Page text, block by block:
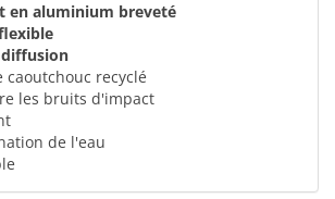
en aluminium breveté
caoutchouc recyclé
les bruits d'impact
de l'eau